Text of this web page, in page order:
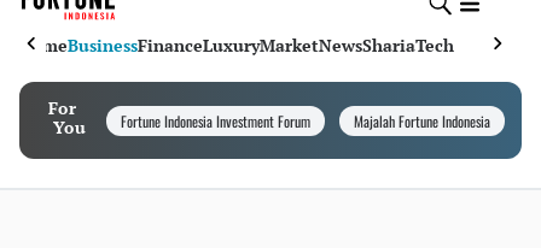
HomeBusinessFinanceLuxuryMarketNewsShariaTech
For
You
Fortune Indonesia Investment Forum Majalah Fortune Indonesia